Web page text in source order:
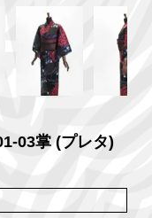
03掌 (プレタ)